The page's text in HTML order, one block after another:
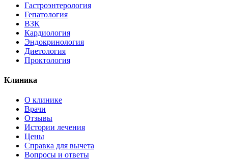
Гастроэнтерология
Гепатология
ВЗК
Кардиология
Эндокринология
Диетология
Проктология
Клиника
О клинике
Врачи
Отзывы
Истории лечения
Цены
Справка для вычета
Вопросы и ответы